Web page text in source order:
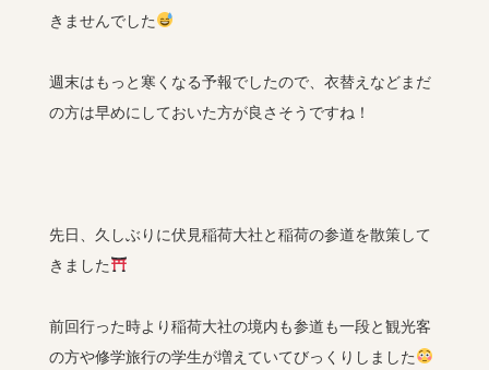
きませんでした
週末はもっと寒くなる予報でしたので、衣替えなどまだ
の方は早めにしておいた方が良さそうですね！
先日、久しぶりに伏見稲荷大社と稲荷の参道を散策して
きました
前回行った時より稲荷大社の境内も参道も一段と観光客
の方や修学旅行の学生が増えていてびっくりしました